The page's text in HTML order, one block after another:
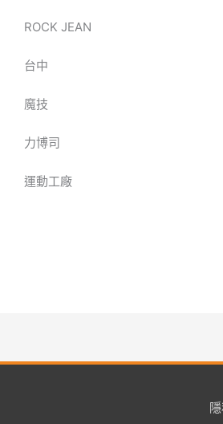
ROCK JEAN
台中
魔技
力博司
運動工廠